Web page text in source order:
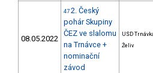
08.05.2022
47 2. Český
pohár Skupiny
ČEZ ve slalomu
na Trnávce +
nominační
závod
USD
Želiv